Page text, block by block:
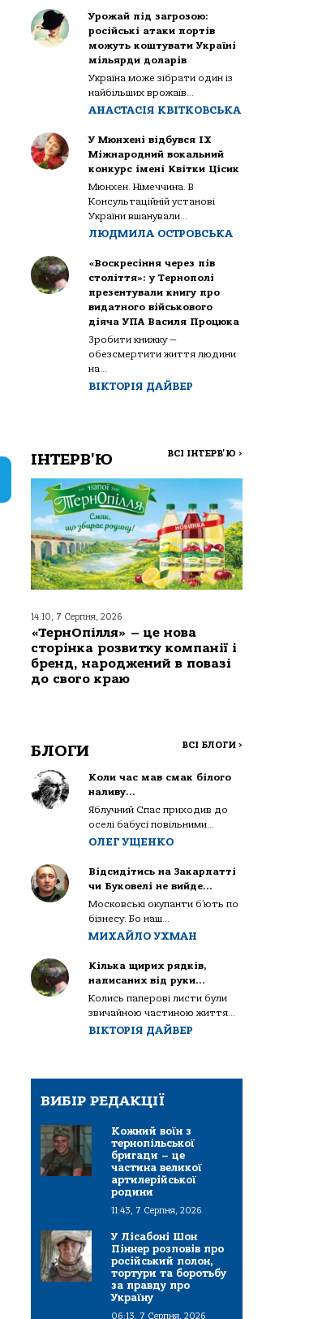
Урожай під загрозою:
російські атаки портів
можуть коштувати Україні
мільярди доларів
Україна може зібрати один із
найбільших врожаїв...
АНАСТАСІЯ КВІТКОВСЬКА
У Мюнхені відбувся IX
Міжнародний вокальний
конкурс імені Квітки Цісик
Мюнхен. Німеччина. В
Консультаційній установі
України вшанували...
ЛЮДМИЛА ОСТРОВСЬКА
«Воскресіння через пів
століття»: у Тернополі
презентували книгу про
видатного військового
діяча УПА Василя Процюка
Зробити книжку —
обезсмертити життя людини
на...
ВІКТОРІЯ ДАЙВЕР
ІНТЕРВ'Ю ВСІ ІНТЕРВ'Ю >
14:10, 7 Серпня, 2026
«ТернОпілля» – це нова
сторінка розвитку компанії і
бренд, народжений в повазі
до свого краю
БЛОГИ ВСІ БЛОГИ >
Коли час мав смак білого
наливу…
Яблучний Спас приходив до
оселі бабусі повільними...
ОЛЕГ УЩЕНКО
Відсидітись на Закарпатті
чи Буковелі не вийде…
Московські окупанти б’ють по
бізнесу. Бо наш...
МИХАЙЛО УХМАН
Кілька щирих рядків,
написаних від руки…
Колись паперові листи були
звичайною частиною життя...
ВІКТОРІЯ ДАЙВЕР
ВИБІР РЕДАКЦІЇ
Кожний воїн з
тернопільської
бригади – це
частина великої
артилерійської
родини
11:43, 7 Серпня, 2026
У Лісабоні Шон
Піннер розповів про
російський полон,
тортури та боротьбу
за правду про
Україну
06:13, 7 Серпня, 2026